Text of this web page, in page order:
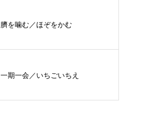
臍を噛む／ほぞをかむ
一期一会／いちごいちえ